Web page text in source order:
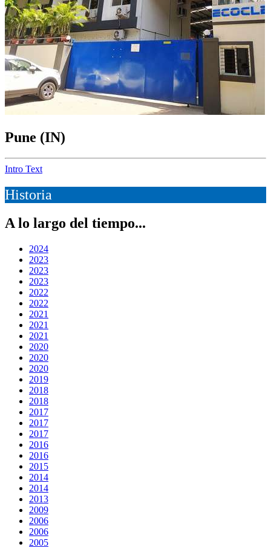
Pune (IN)
Intro Text
Historia
A lo largo del tiempo...
2024
2023
2023
2023
2022
2022
2021
2021
2021
2020
2020
2020
2019
2018
2018
2017
2017
2017
2016
2016
2015
2014
2014
2013
2009
2006
2006
2005